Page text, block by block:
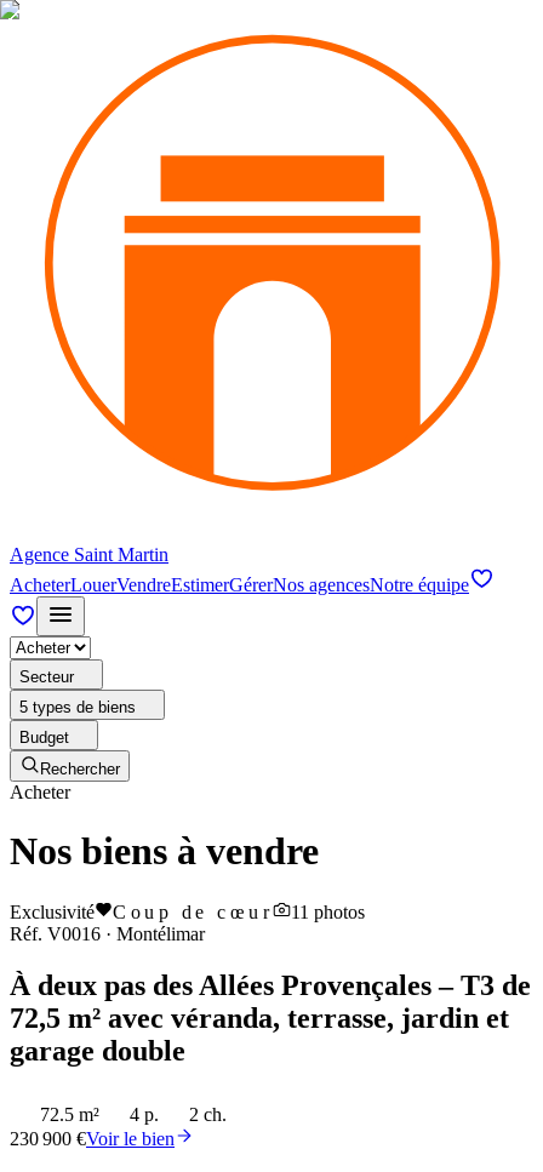
Agence Saint Martin
AcheterLouerVendreEstimerGérerNos agencesNotre équipe
Secteur
5 types de biens
Budget
Rechercher
Acheter
Nos biens à vendre
Exclusivité Coup de cœur 11 photos
Réf. V0016 · Montélimar
À deux pas des Allées Provençales – T3 de
72,5 m² avec véranda, terrasse, jardin et
garage double
72.5 m² 4 p.
2 ch.
230 900 €Voir le bien